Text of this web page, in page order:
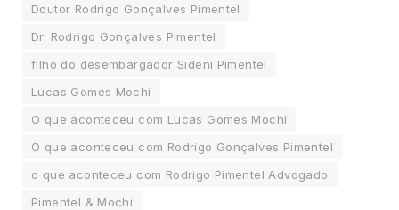
Doutor Rodrigo Gonçalves Pimentel
Dr. Rodrigo Gonçalves Pimentel
filho do desembargador Sideni Pimentel
Lucas Gomes Mochi
O que aconteceu com Lucas Gomes Mochi
O que aconteceu com Rodrigo Gonçalves Pimentel
o que aconteceu com Rodrigo Pimentel Advogado
Pimentel & Mochi